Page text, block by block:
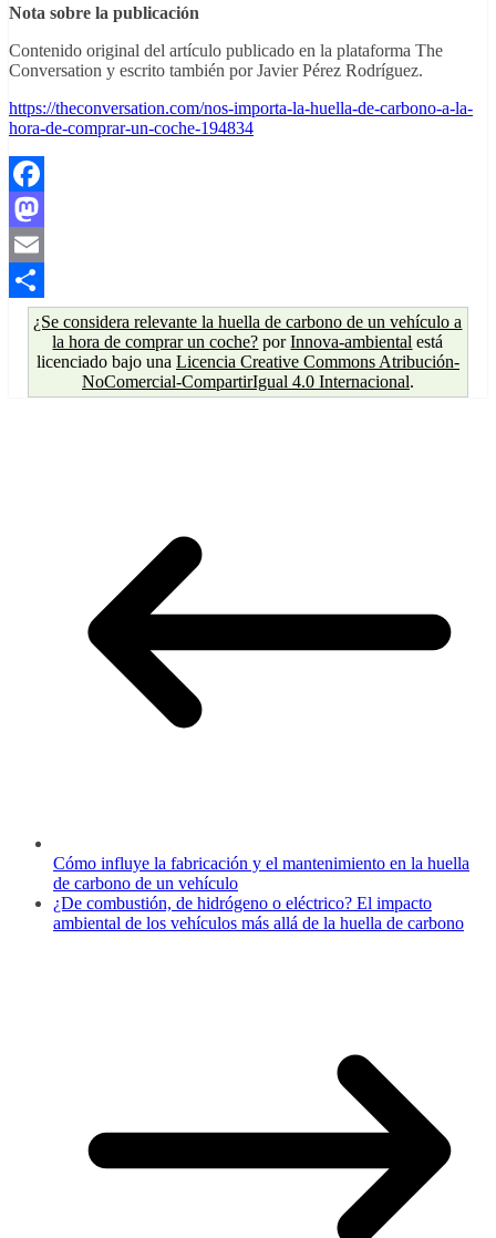
Nota sobre la publicación
Contenido original del artículo publicado en la plataforma The
Conversation y escrito también por Javier Pérez Rodríguez.
https://theconversation.com/nos-importa-la-huella-de-carbono-a-la-
hora-de-comprar-un-coche-194834
Facebook
Mastodon
Email
Compartir
¿Se considera relevante la huella de carbono de un vehículo a
la hora de comprar un coche? porInnova-ambiental está
licenciado bajo una Licencia Creative Commons Atribución-
NoComercial-CompartirIgual 4.0 Internacional.
Cómo influye la fabricación y el mantenimiento en la huella
de carbono de un vehículo
¿De combustión, de hidrógeno o eléctrico? El impacto
ambiental de los vehículos más allá de la huella de carbono